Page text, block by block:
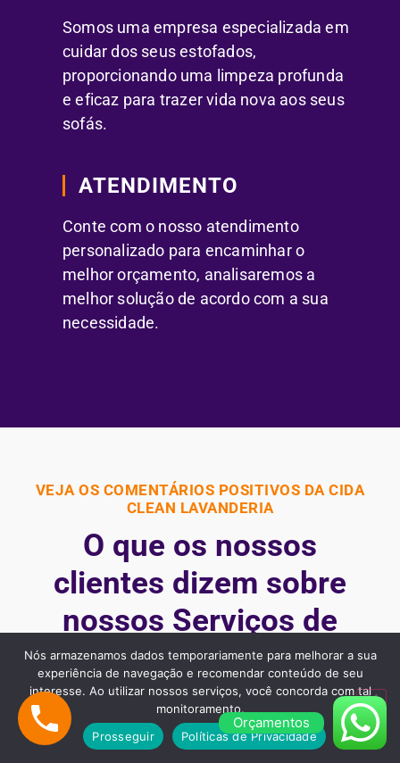
Somos uma empresa especializada em
cuidar dos seus estofados,
proporcionando uma limpeza profunda
e eficaz para trazer vida nova aos seus
sofás.
ATENDIMENTO
Conte com o nosso atendimento
personalizado para encaminhar o
melhor orçamento, analisaremos a
melhor solução de acordo com a sua
necessidade.
VEJA OS COMENTÁRIOS POSITIVOS DA CIDA
CLEAN LAVANDERIA
O que os nossos
clientes dizem sobre
nossos Serviços de
Limpeza de Sofá em
São Paulo
Nossos clientes são fiéis pois gostaram dos nossos
Orçamentos
Nós armazenamos dados temporariamente para melhorar a sua
experiência de navegação e recomendar conteúdo de seu
interesse. Ao utilizar nossos serviços, você concorda com tal
monitoramento.
Prosseguir
Políticas de Privacidade